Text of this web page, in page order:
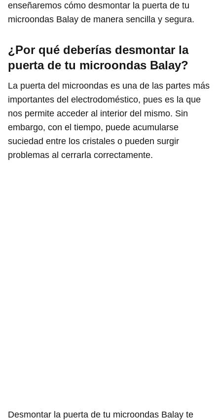
enseñaremos cómo desmontar la puerta de tu
microondas Balay de manera sencilla y segura.
¿Por qué deberías desmontar la
puerta de tu microondas Balay?
La puerta del microondas es una de las partes más
importantes del electrodoméstico, pues es la que
nos permite acceder al interior del mismo. Sin
embargo, con el tiempo, puede acumularse
suciedad entre los cristales o pueden surgir
problemas al cerrarla correctamente.
Desmontar la puerta de tu microondas Balay te